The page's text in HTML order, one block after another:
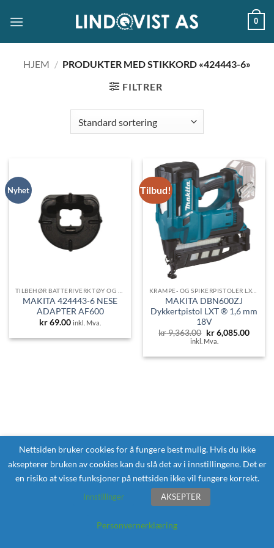
0
HJEM / PRODUKTER MED STIKKORD «424443-6»
FILTRER
Nyhet
MAKITA 424443-6 NESE
ADAPTER AF600
kr69.00 inkl. Mva.
Tilbud!
MAKITA DBN600ZJ
Dykkertpistol LXT ® 1,6 mm
18V
kr9,363.00 Opprinnelig
pris
kr 9,363.00.
kr6,085.00
kr
inkl. Mva.
Nettsiden bruker cookies for å fungere best mulig. Hvis du ikke
aksepterer bruken av cookies kan du slå det av i innstillingene. Det er
en risiko at visse funksjoner på nettsiden ikke vil fungere korrekt.
Innstillinger AKSEPTER
Personvernerklæring